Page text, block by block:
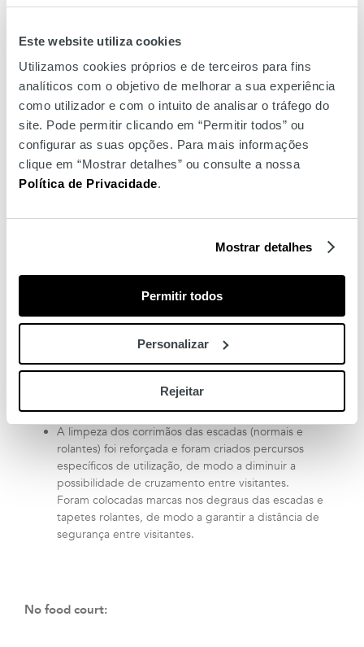
Este website utiliza cookies
Utilizamos cookies próprios e de terceiros para fins
analíticos com o objetivo de melhorar a sua experiência
como utilizador e com o intuito de analisar o tráfego do
site. Pode permitir clicando em “Permitir todos” ou
configurar as suas opções. Para mais informações
clique em “Mostrar detalhes” ou consulte a nossa
Política de Privacidade.
Mostrar detalhes
Permitir todos
Personalizar
Rejeitar
torneiras, de modo a ser possível manter a distância
As portas de acesso aos WC estão permanentemente
abertas, de modo a diminuir a necessidade de
contacto com as portas e puxadores.
Nos elevadores e escadas
Nos elevadores, foi estabelecida uma lotação de 2
Pedimos que, sempre que possível, opte pelas
pessoas com mobilidade reduzida, grávidas ou
acompanhantes de crianças de colo.
A limpeza dos corrimãos das escadas (normais e
rolantes) foi reforçada e foram criados percursos
específicos de utilização, de modo a diminuir a
possibilidade de cruzamento entre visitantes.
Foram colocadas marcas nos degraus das escadas e
tapetes rolantes, de modo a garantir a distância de
segurança entre visitantes.
No food court: